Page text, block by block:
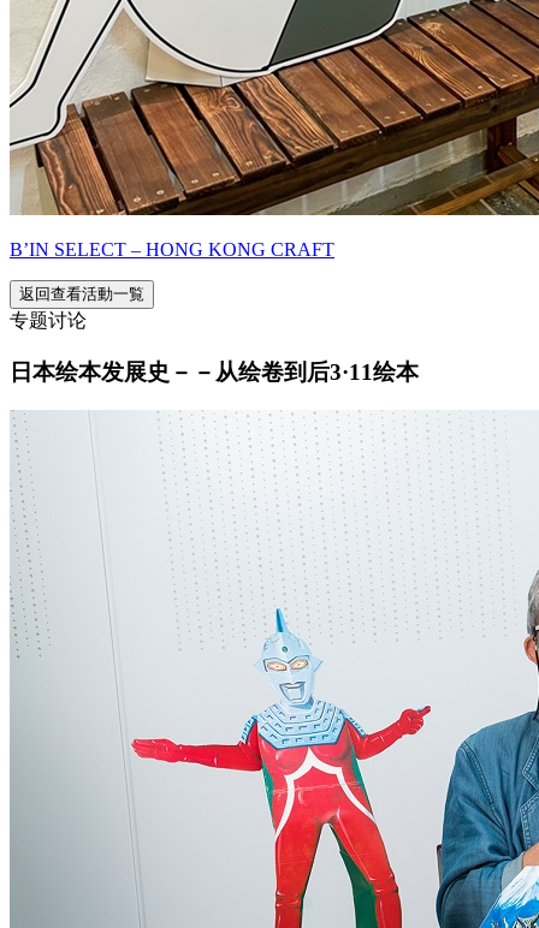
B’IN SELECT – HONG KONG CRAFT
返回查看活動一覧
专题讨论
日本绘本发展史－－从绘卷到后3·11绘本